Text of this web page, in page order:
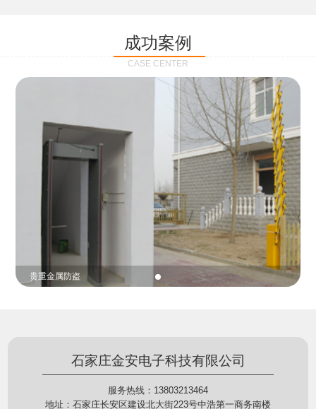
作站也能自动为执法记录仪充充电、校校时，做执法
记录仪的贴心小"保姆"。随着群众法律意识的逐步提
高，行政执法行为更加"阳光、透明"，通过工作站可
以随时调取证据视频，精准查阅现场资料，直戳了当
的展示给行政相对人看，有效的减少了行政相对人对
城管执法行为的误解，树立了执法的公信力。
定位模块，可通过移动网络将位置信息实时发送到监
控中心，在平台的电子地图上显示出设备的具体位
置，实时查看执法人员到岗情况及根据执法环境迅速
调配周边执法人员。同时，内置NFC芯片，可支持身
份证查验等拓展功能，在实战中发挥着重要的作用，
能广泛应用于交警公安执法、卫生监督、城管执法、
海关执法、路政、质量监督、林业园林、消防、质量
监督、公路铁路等各个领域。
成功案例
CASE CENTER
贵重金属防盗
石家庄金安电子科技有限公司
服务热线：13803213464
地址：石家庄长安区建设北大街223号中浩第一商务南楼